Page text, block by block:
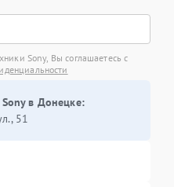
Sony, Вы соглашаетесь с
в Донецке:
51